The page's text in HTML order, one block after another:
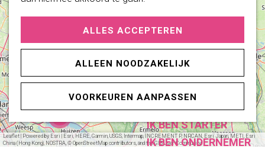
ALLES ACCEPTEREN
ALLEEN NOODZAKELIJK
VOORKEUREN AANPASSEN
r
d
e
h
o
m
e
p
PRAKTISCHE
INFORMATIE
Verenigingen
ONDERNEMEN
IK BEN STARTER
IK BEN ONDERNEMER
P
i
n
i
e
p
a
7
P
i
n
i
e
r
−
Leaflet Powered by Esri | Esri, HERE, Garmin, USGS, Intermap, INCREMENT P, NRCAN, Esri Japan, METI, Esri
China (Hong Kong), NOSTRA, © OpenStreetMap contributors, and the GIS User Community